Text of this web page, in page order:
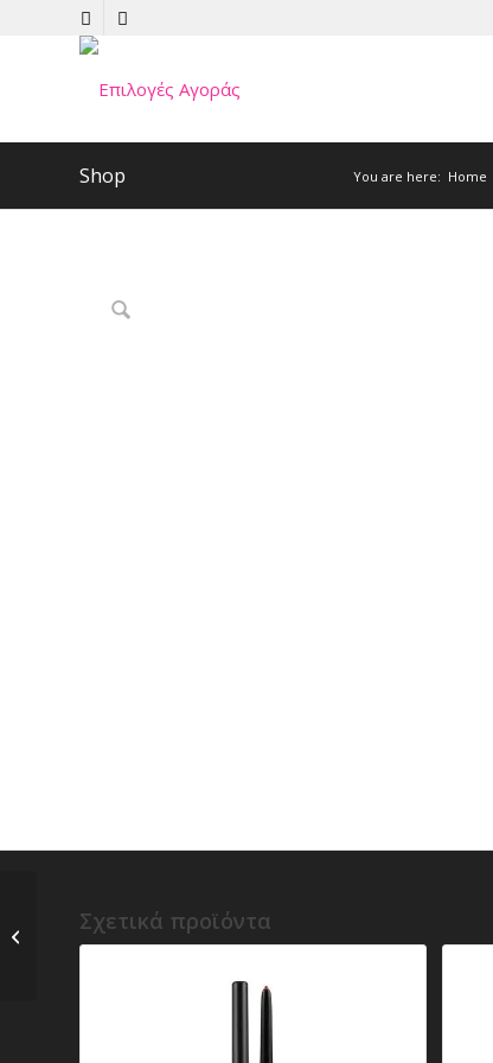
Shop You are here: Home
Σχετικά προϊόντα
d) Too Faced – Melted
Matte Liquified Long